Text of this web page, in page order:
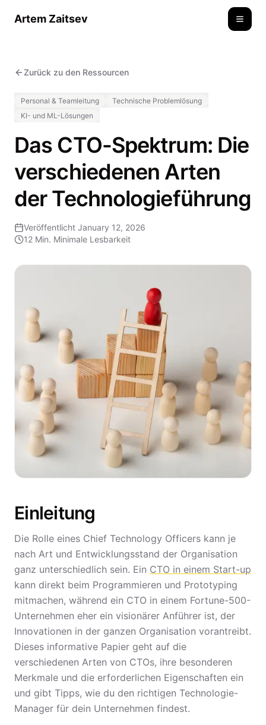
Artem Zaitsev
Zurück zu den Ressourcen
Personal & Teamleitung
Technische Problemlösung
KI- und ML-Lösungen
Das CTO-Spektrum: Die
verschiedenen Arten
der Technologieführung
Veröffentlicht January 12, 2026
12 Min. Minimale Lesbarkeit
Einleitung
Die Rolle eines Chief Technology Officers kann je
nach Art und Entwicklungsstand der Organisation
ganz unterschiedlich sein. Ein CTO in einem Start-up
kann direkt beim Programmieren und Prototyping
mitmachen, während ein CTO in einem Fortune-500-
Unternehmen eher ein visionärer Anführer ist, der
Innovationen in der ganzen Organisation vorantreibt.
Dieses informative Papier geht auf die
verschiedenen Arten von CTOs, ihre besonderen
Merkmale und die erforderlichen Eigenschaften ein
und gibt Tipps, wie du den richtigen Technologie-
Manager für dein Unternehmen findest.